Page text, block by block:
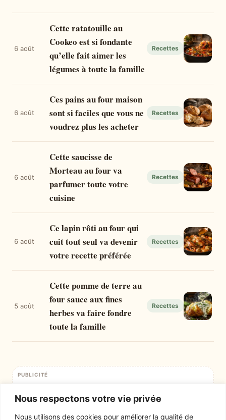
Nous respectons votre vie privée
Nous utilisons des cookies pour améliorer la qualité de
6 août
Cette ratatouille au
Cookeo est si fondante
qu’elle fait aimer les
légumes à toute la famille
Recettes
6 août
Ces pains au four maison
sont si faciles que vous ne
voudrez plus les acheter
Recettes
6 août
Cette saucisse de
Morteau au four va
parfumer toute votre
cuisine
Recettes
6 août
Ce lapin rôti au four qui
cuit tout seul va devenir
votre recette préférée
Recettes
5 août
Cette pomme de terre au
four sauce aux fines
herbes va faire fondre
toute la famille
Recettes
PUBLICITÉ
320×100 mobile)